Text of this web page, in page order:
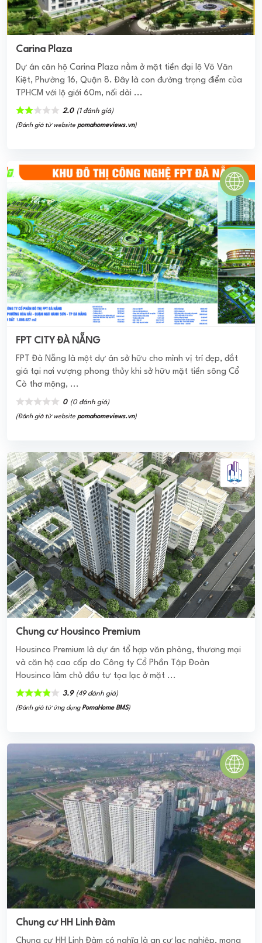
Carina Plaza
Dự án căn hộ Carina Plaza nằm ở mặt tiền đại lộ Võ Văn
Kiệt, Phường 16, Quận 8. Đây là con đường trọng điểm của
TPHCM với lộ giới 60m, nối dài ...
2.0 (1 đánh giá)
(Đánh giá từ website pomahomeviews.vn)
FPT CITY ĐÀ NẴNG
FPT Đà Nẵng là một dự án sở hữu cho mình vị trí đẹp, đắt
giá tại nơi vượng phong thủy khi sở hữu mặt tiền sông Cổ
Cò thơ mộng, ...
0 (0 đánh giá)
(Đánh giá từ website pomahomeviews.vn)
Chung cư Housinco Premium
Housinco Premium là dự án tổ hợp văn phòng, thương mại
và căn hộ cao cấp do Công ty Cổ Phần Tập Đoàn
Housinco làm chủ đầu tư tọa lạc ở mặt ...
3.9 (49 đánh giá)
(Đánh giá từ ứng dụngPomaHome BMS)
Chung cư HH Linh Đàm
Chung cư HH Linh Đàm có nghĩa là an cư lạc nghiệp, mong